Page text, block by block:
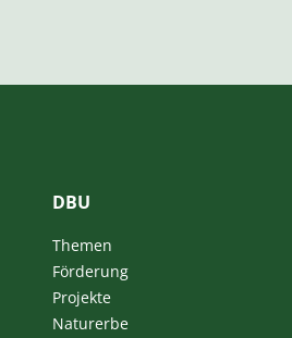
DBU
Themen
Förderung
Projekte
Naturerbe